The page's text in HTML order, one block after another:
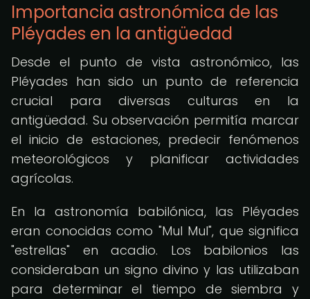
Importancia astronómica de las
Pléyades en la antigüedad
Desde el punto de vista astronómico, las
Pléyades han sido un punto de referencia
crucial para diversas culturas en la
antigüedad. Su observación permitía marcar
el inicio de estaciones, predecir fenómenos
meteorológicos y planificar actividades
agrícolas.
En la astronomía babilónica, las Pléyades
eran conocidas como "Mul Mul", que significa
"estrellas" en acadio. Los babilonios las
consideraban un signo divino y las utilizaban
para determinar el tiempo de siembra y